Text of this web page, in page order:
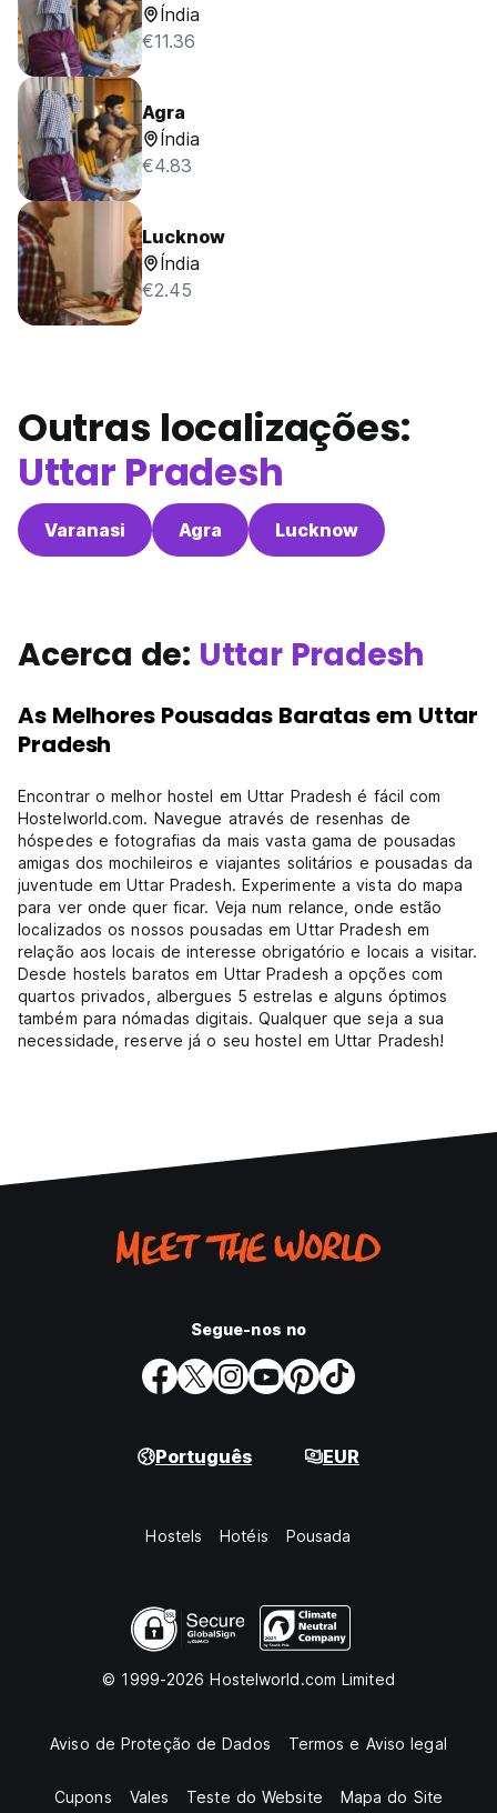
Índia
€11.36
Agra
Índia
€4.83
Lucknow
Índia
€2.45
Outras localizações:
Uttar Pradesh
Varanasi Agra Lucknow
Acerca de: Uttar Pradesh
As Melhores Pousadas Baratas em Uttar
Pradesh
Encontrar o melhor hostel em Uttar Pradesh é fácil com
Hostelworld.com. Navegue através de resenhas de
hóspedes e fotografias da mais vasta gama de pousadas
amigas dos mochileiros e viajantes solitários e pousadas da
juventude em Uttar Pradesh. Experimente a vista do mapa
para ver onde quer ficar. Veja num relance, onde estão
localizados os nossos pousadas em Uttar Pradesh em
relação aos locais de interesse obrigatório e locais a visitar.
Desde hostels baratos em Uttar Pradesh a opções com
quartos privados, albergues 5 estrelas e alguns óptimos
também para nómadas digitais. Qualquer que seja a sua
necessidade, reserve já o seu hostel em Uttar Pradesh!
Segue-nos no
Português EUR
Hostels Hotéis Pousada
© 1999-2026 Hostelworld.com Limited
Aviso de Proteção de Dados Termos e Aviso legal
Cupons Vales Teste do Website Mapa do Site